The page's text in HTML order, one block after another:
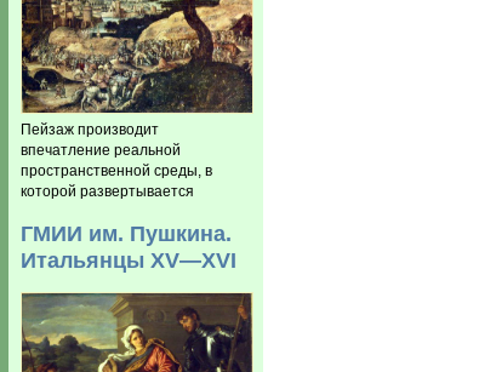
Пейзаж производит
впечатление реальной
пространственной среды, в
которой развертывается
ГМИИ им. Пушкина.
Итальянцы XV—XVI